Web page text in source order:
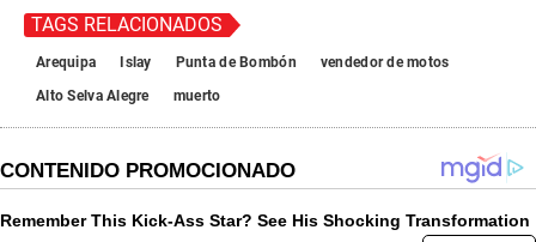
TAGS RELACIONADOS
Arequipa Islay Punta de Bombón
vendedor de motos
Alto Selva Alegre
muerto